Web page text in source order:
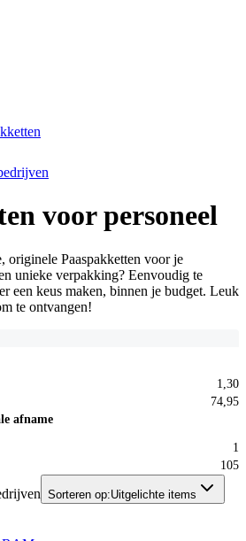
voor personeel
originele Paaspakketten voor je
unieke verpakking? Eenvoudig te
een keus maken, binnen je budget. Leuk
te ontvangen!
1,30
74,95
afname
1
105
Sorteren op:Uitgelichte items